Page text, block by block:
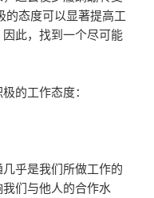
的态度可以显著提高工
此，找到一个尽可能
的工作态度：
乎是我们所做工作的
们与他人的合作水